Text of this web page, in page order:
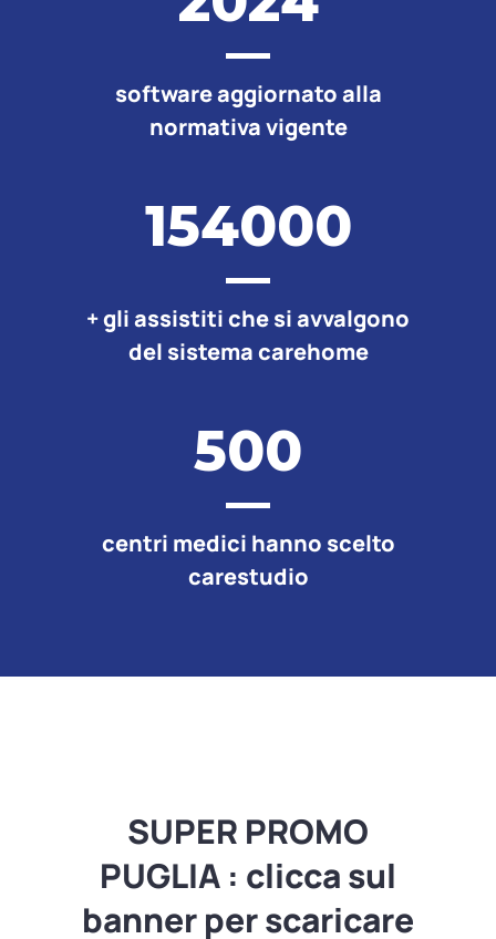
software aggiornato alla
normativa vigente
154000
+ gli assistiti che si avvalgono
del sistema carehome
500
centri medici hanno scelto
carestudio
SUPER PROMO
PUGLIA : clicca sul
banner per scaricare